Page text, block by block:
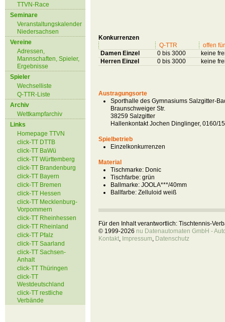
TTVN-Race
Seminare
Veranstaltungskalender
Niedersachsen
Vereine
Adressen,
Mannschaften, Spieler,
Ergebnisse
Spieler
Wechselliste
Q-TTR-Liste
Archiv
Wettkampfarchiv
Links
Homepage TTVN
click-TT DTTB
click-TT BaWü
click-TT Württemberg
click-TT Brandenburg
click-TT Bayern
click-TT Bremen
click-TT Hessen
click-TT Mecklenburg-
Vorpommern
click-TT Rheinhessen
click-TT Rheinland
click-TT Pfalz
click-TT Saarland
click-TT Sachsen-
Anhalt
click-TT Thüringen
click-TT
Westdeutschland
click-TT restliche
Verbände
Konkurrenzen
Q-TTR
offen für
Damen Einzel
0 bis 3000
keine
Herren Einzel
0 bis 3000 keine
Austragungsorte
Sporthalle des Gymnasiums Salzgitter-
Braunschweiger Str.
38259 Salzgitter
Hallenkontakt Jochen Dinglinger, 0160/
Spielbetrieb
Einzelkonkurrenzen
Material
Tischmarke: Donic
Tischfarbe: grün
Ballmarke: JOOLA***/40mm
Ballfarbe: Zelluloid weiß
Für den Inhalt verantwortlich: Tischtennis-
© 1999-2026 nu Datenautomaten GmbH -
Kontakt, Impressum, Datenschutz